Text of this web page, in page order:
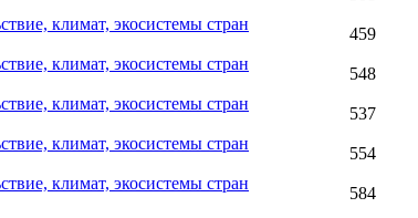
климат, экосистемы стран
459
климат, экосистемы стран
548
климат, экосистемы стран
537
климат, экосистемы стран
554
климат, экосистемы стран
584